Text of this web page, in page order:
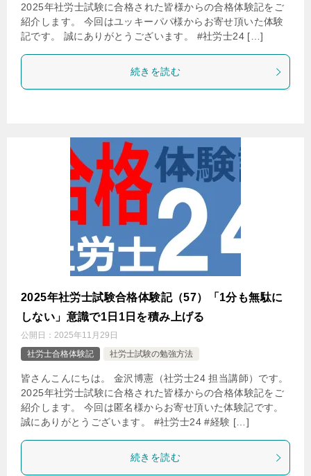
2025年社労士試験に合格された皆様からの合格体験記をご
紹介します。 今回はユッキーパパ様からお寄せ頂いた体験
記です。 誠にありがとうございます。 #社労士24 […]
続きを読む
2025年社労士試験合格体験記（57）「1分も無駄に
しない」意識で1日1日を積み上げる
公開日： 2025年11月29日
社労士合格体験記
社労士試験の勉強方法
皆さんこんにちは。 金沢博憲（社労士24 担当講師）です。
2025年社労士試験に合格された皆様からの合格体験記をご
紹介します。 今回は匿名様からお寄せ頂いた体験記です。
誠にありがとうございます。 #社労士24 #経験 […]
続きを読む